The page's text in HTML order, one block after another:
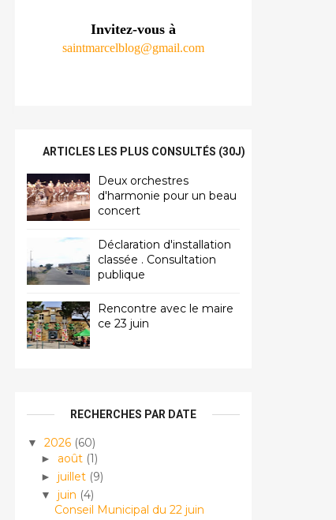
Invitez-vous à
saintmarcelblog@gmail.com
ARTICLES LES PLUS CONSULTÉS (30J)
Deux orchestres
d'harmonie pour un beau
concert
Déclaration d'installation
classée . Consultation
publique
Rencontre avec le maire
ce 23 juin
RECHERCHES PAR DATE
▼ 2026 (60)
► août (1)
► juillet (9)
▼ juin (4)
Conseil Municipal du 22 juin